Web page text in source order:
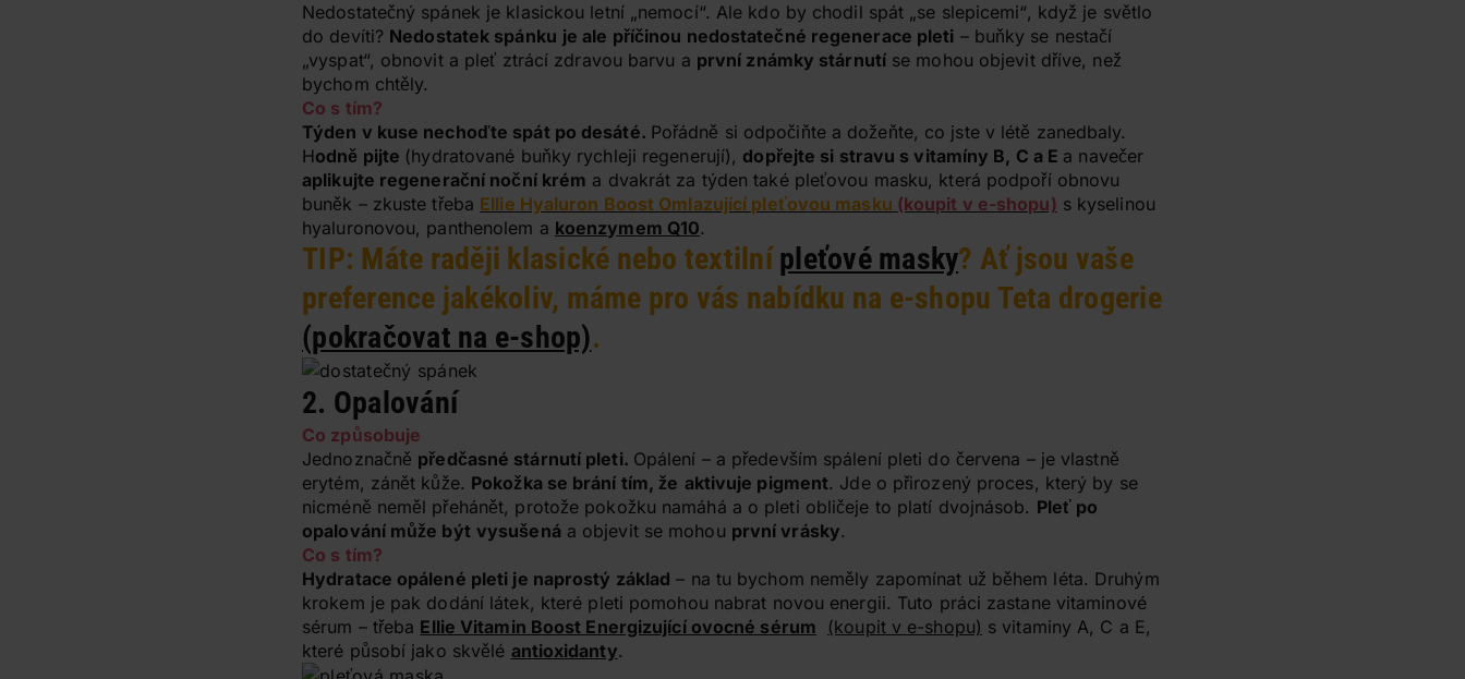
Nedostatečný spánek je klasickou letní „nemocí“. Ale kdo by chodil spát „se slepicemi“, když je světlo
do devíti? Nedostatek spánku je ale příčinou nedostatečné regenerace pleti – buňky se nestačí
„vyspat“, obnovit a pleť ztrácí zdravou barvu a první známky stárnutíse mohou objevit dříve, než
bychom chtěly.
Co s tím?
Týden v kuse nechoďte spát po desáté. Pořádně si odpočiňte a dožeňte, co jste v létě zanedbaly.
Hodně pijte (hydratované buňky rychleji regenerují), dopřejte si stravu s vitamíny B, C a E a navečer
aplikujte regenerační noční krém a dvakrát za týden také pleťovou masku, která podpoří obnovu
buněk – zkuste třeba Ellie Hyaluron Boost Omlazující pleťovou masku (koupit v e-shopu) s kyselinou
hyaluronovou, panthenolem a koenzymem Q10.
TIP: Máte raději klasické nebo textilnípleťové masky? Ať jsou vaše
preference jakékoliv, máme pro vás nabídku na e-shopu Teta drogerie
(pokračovat na e-shop).
2. Opalování
Co způsobuje
Jednoznačně předčasné stárnutí pleti. Opálení – a především spálení pleti do červena – je vlastně
erytém, zánět kůže. Pokožka se brání tím, že aktivuje pigment. Jde o přirozený proces, který by se
nicméně neměl přehánět, protože pokožku namáhá a o pleti obličeje to platí dvojnásob. Pleť po
opalování může být vysušená a objevit se mohou první vrásky.
Co s tím?
Hydratace opálené pleti je naprostý základ – na tu bychom neměly zapomínat už během léta. Druhým
krokem je pak dodání látek, které pleti pomohou nabrat novou energii. Tuto práci zastane vitaminové
sérum – třeba Ellie Vitamin Boost Energizující ovocné sérum (koupit v e-shopu) s vitaminy A, C a E,
které působí jako skvělé antioxidanty.